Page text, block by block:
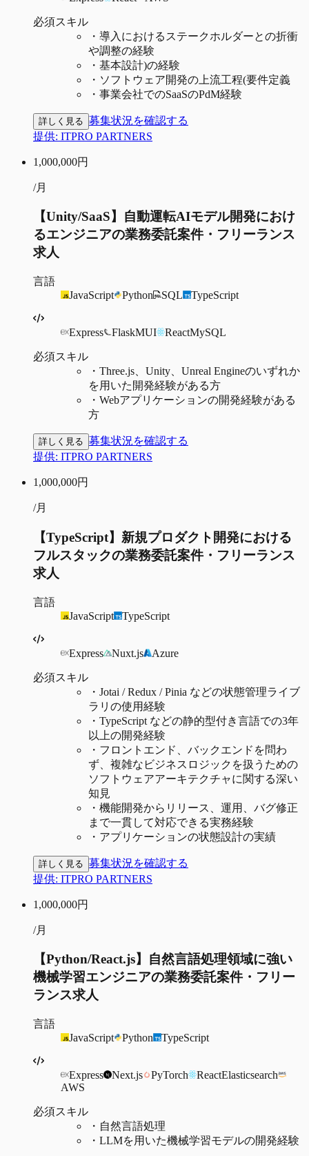
必須スキル
・ 導入におけるステークホルダーとの折衝
や調整の経験
・ 基本設計)の経験
・ ソフトウェア開発の上流工程(要件定義
・ 事業会社でのSaaSのPdM経験
詳しく見る 募集状況を確認する
提供: ITPRO PARTNERS
1,000,000円
/月
【Unity/SaaS】自動運転AIモデル開発におけ
るエンジニアの業務委託案件・フリーランス
求人
言語
JavaScript
Python SQL TypeScript
Express FlaskMUI ReactMySQL
必須スキル
・ Three.js、Unity、Unreal Engineのいずれか
を用いた開発経験がある方
・ Webアプリケーションの開発経験がある
方
詳しく見る 募集状況を確認する
提供: ITPRO PARTNERS
1,000,000円
/月
【TypeScript】新規プロダクト開発における
フルスタックの業務委託案件・フリーランス
求人
言語
JavaScript
TypeScript
Express Nuxt.js Azure
必須スキル
・ Jotai / Redux / Pinia などの状態管理ライブ
ラリの使用経験
・ TypeScript などの静的型付き言語での3年
以上の開発経験
・ フロントエンド、バックエンドを問わ
ず、複雑なビジネスロジックを扱うための
ソフトウェアアーキテクチャに関する深い
知見
・ 機能開発からリリース、運用、バグ修正
まで一貫して対応できる実務経験
・ アプリケーションの状態設計の実績
詳しく見る 募集状況を確認する
提供: ITPRO PARTNERS
1,000,000円
/月
【Python/React.js】自然言語処理領域に強い
機械学習エンジニアの業務委託案件・フリー
ランス求人
言語
JavaScript
Python TypeScript
Express Next.js PyTorch ReactElasticsearch
AWS
必須スキル
・ 自然言語処理
・ LLMを用いた機械学習モデルの開発経験